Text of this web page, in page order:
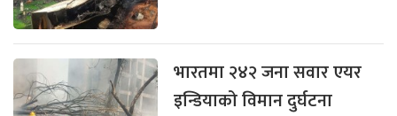
भारतमा २४२ जना सवार एयर
इन्डियाको विमान दुर्घटना